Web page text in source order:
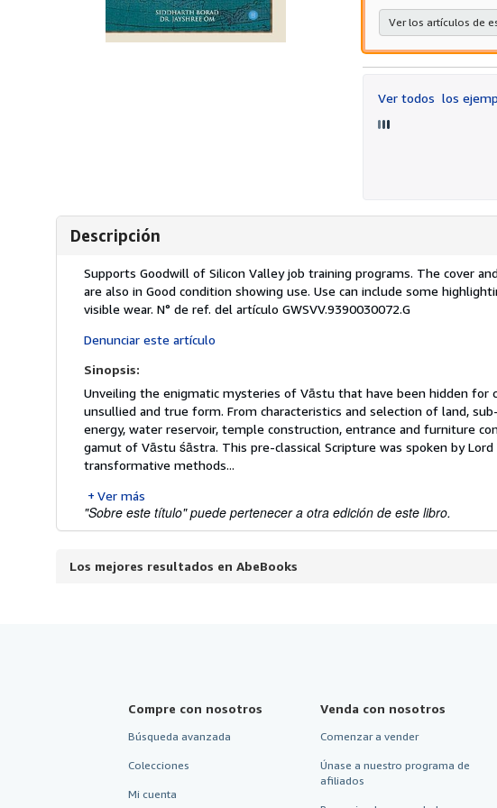
Ver los artículos de
Ver todos los
Descripción
Descripción:
Supports Goodwill of Silicon Valley job training programs. The cover
are also in Good condition showing use. Use can include some
visible wear. N° de ref. del artículo GWSVV.9390030072.G
Denunciar este artículo
Sinopsis:
Unveiling the enigmatic mysteries of Vāstu that have been hidden
unsullied and true form. From characteristics and selection of land,
energy, water reservoir, temple construction, entrance and furniture
gamut of Vāstu śāstra. This pre-classical Scripture was spoken by
transformative methods...
Ver más
"Sobre este título" puede pertenecer a otra edición de este libro.
Los mejores resultados en AbeBooks
Compre con nosotros
Búsqueda avanzada
Colecciones
Mi cuenta
Venda con nosotros
Comenzar a vender
Únase a nuestro programa de
afiliados